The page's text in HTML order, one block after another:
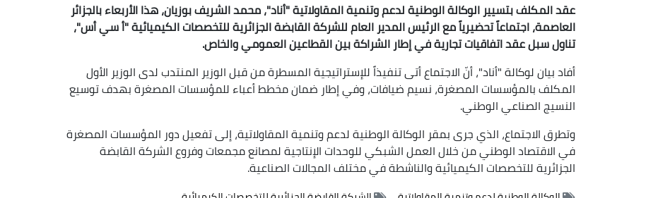
عقد المكلف بتسيير الوكالة الوطنية لدعم وتنمية المقاولاتية "أناد"، محمد الشريف بوزيان، هذا الأربعاء بالجزائر
العاصمة، اجتماعاً تحضيرياً مع الرئيس المدير العام للشركة القابضة الجزائرية للتخصصات الكيميائية "أ سي أس"،
تناول سبل عقد اتفاقيات تجارية في إطار الشراكة بين القطاعين العمومي والخاص.
أفاد بيان لوكالة "أناد"، أنّ الاجتماع أتى تنفيذاً للإستراتيجية المسطرة من قبل الوزير المنتدب لدى الوزير الأول
المكلف بالمؤسسات المصغرة، نسيم ضيافات، وفي إطار ضمان مخطط أعباء للمؤسسات المصغرة بهدف توسيع
النسيج الصناعي الوطني.
وتطرق الاجتماع، الذي جرى بمقر الوكالة الوطنية لدعم وتنمية المقاولاتية، إلى تفعيل دور المؤسسات المصغرة
في الاقتصاد الوطني من خلال العمل الشبكي للوحدات الإنتاجية لمصانع مجمعات وفروع الشركة القابضة
الجزائرية للتخصصات الكيميائية والناشطة في مختلف المجالات الصناعية.